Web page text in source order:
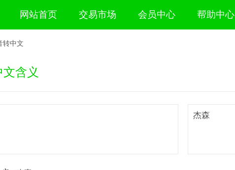
网站首页 交易市场 会员中心 帮助中心
转中文
含义
杰森